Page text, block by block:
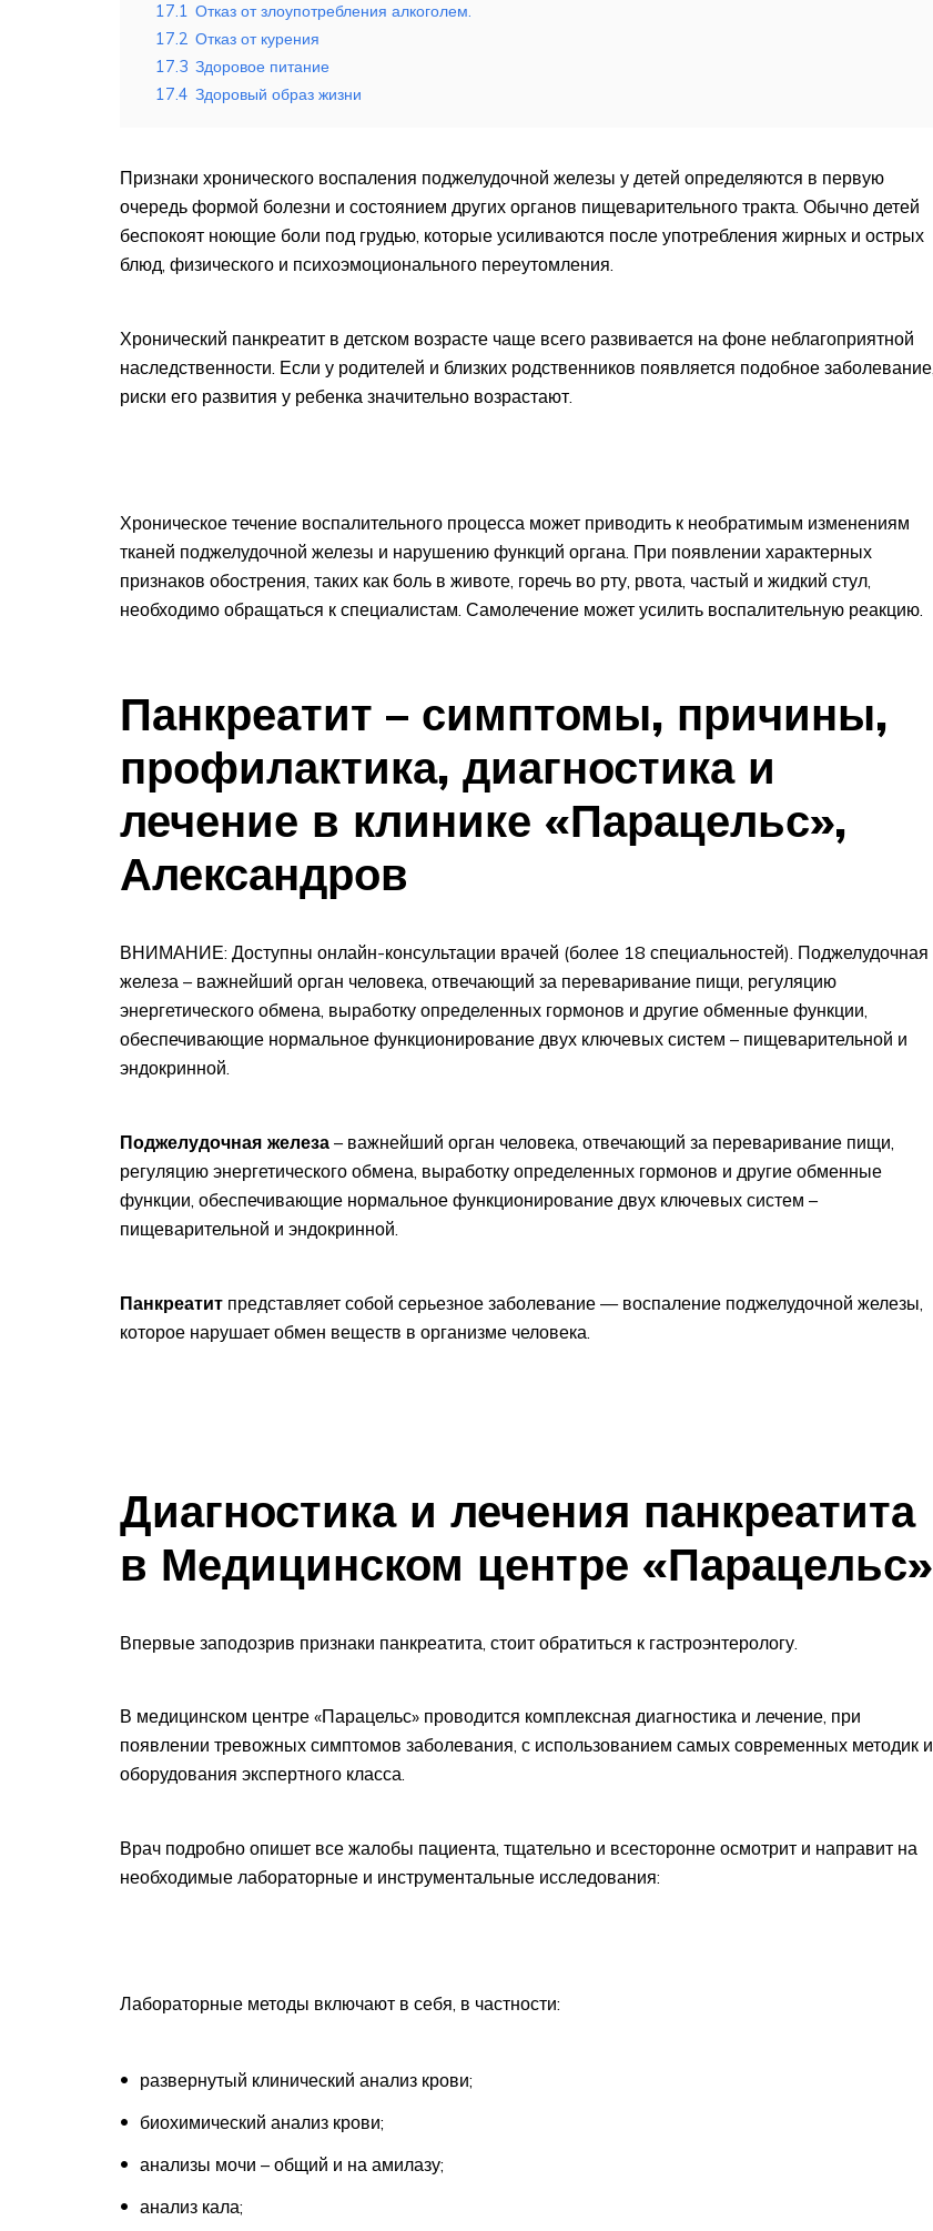
17.1 Отказ от злоупотребления алкоголем.
17.2 Отказ от курения
17.3 Здоровое питание
17.4 Здоровый образ жизни
Признаки хронического воспаления поджелудочной железы у детей определяются в первую
очередь формой болезни и состоянием других органов пищеварительного тракта. Обычно детей
беспокоят ноющие боли под грудью, которые усиливаются после употребления жирных и острых
блюд, физического и психоэмоционального переутомления.
Хронический панкреатит в детском возрасте чаще всего развивается на фоне неблагоприятной
наследственности. Если у родителей и близких родственников появляется подобное заболевание,
риски его развития у ребенка значительно возрастают.
Хроническое течение воспалительного процесса может приводить к необратимым изменениям
тканей поджелудочной железы и нарушению функций органа. При появлении характерных
признаков обострения, таких как боль в животе, горечь во рту, рвота, частый и жидкий стул,
необходимо обращаться к специалистам. Самолечение может усилить воспалительную реакцию.
Панкреатит – симптомы, причины,
профилактика, диагностика и
лечение в клинике «Парацельс»,
Александров
ВНИМАНИЕ: Доступны онлайн-консультации врачей (более 18 специальностей). Поджелудочная
железа – важнейший орган человека, отвечающий за переваривание пищи, регуляцию
энергетического обмена, выработку определенных гормонов и другие обменные функции,
обеспечивающие нормальное функционирование двух ключевых систем – пищеварительной и
эндокринной.
Поджелудочная железа – важнейший орган человека, отвечающий за переваривание пищи,
регуляцию энергетического обмена, выработку определенных гормонов и другие обменные
функции, обеспечивающие нормальное функционирование двух ключевых систем –
пищеварительной и эндокринной.
Панкреатит представляет собой серьезное заболевание — воспаление поджелудочной железы,
которое нарушает обмен веществ в организме человека.
Диагностика и лечения панкреатита
в Медицинском центре «Парацельс»
Впервые заподозрив признаки панкреатита, стоит обратиться к гастроэнтерологу.
В медицинском центре «Парацельс» проводится комплексная диагностика и лечение, при
появлении тревожных симптомов заболевания, с использованием самых современных методик и
оборудования экспертного класса.
Врач подробно опишет все жалобы пациента, тщательно и всесторонне осмотрит и направит на
необходимые лабораторные и инструментальные исследования:
Лабораторные методы включают в себя, в частности:
развернутый клинический анализ крови;
биохимический анализ крови;
анализы мочи – общий и на амилазу;
анализ кала;